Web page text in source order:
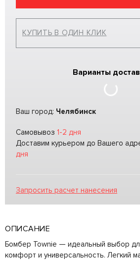
КУПИТЬ В ОДИН КЛИК
Варианты
Ваш город: Челябинск
Самовывоз 1-2 дня
Доставим курьером до Вашего
дня
Запросить расчет нанесения
ОПИСАНИЕ
Бомбер Townie — идеальный выбор
комфорт и универсальность. Легкий